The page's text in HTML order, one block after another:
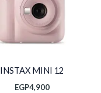
INSTAX MINI 12
EGP4,900